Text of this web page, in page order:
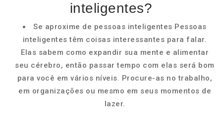
inteligentes?
Se aproxime de pessoas inteligentes Pessoas
inteligentes têm coisas interessantes para falar.
Elas sabem como expandir sua mente e alimentar
seu cérebro, então passar tempo com elas será bom
para você em vários níveis. Procure-as no trabalho,
em organizações ou mesmo em seus momentos de
lazer.